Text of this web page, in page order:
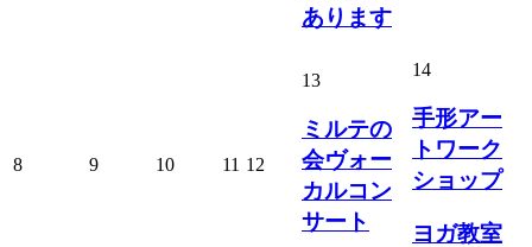
あります
8 9 10 11 12
13
ミルテの
会ヴォー
カルコン
サート
14
手形アー
トワーク
ショップ
ヨガ教室